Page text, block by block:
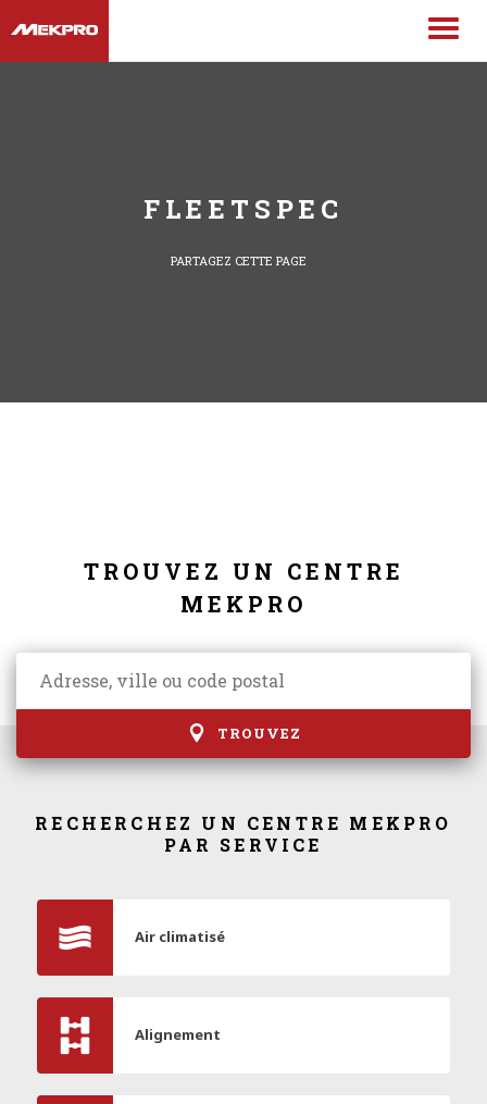
FLEETSPEC
PARTAGEZ CETTE PAGE
TROUVEZ UN CENTRE
MEKPRO
TROUVEZ
RECHERCHEZ UN CENTRE MEKPRO
PAR SERVICE
Air climatisé
Alignement